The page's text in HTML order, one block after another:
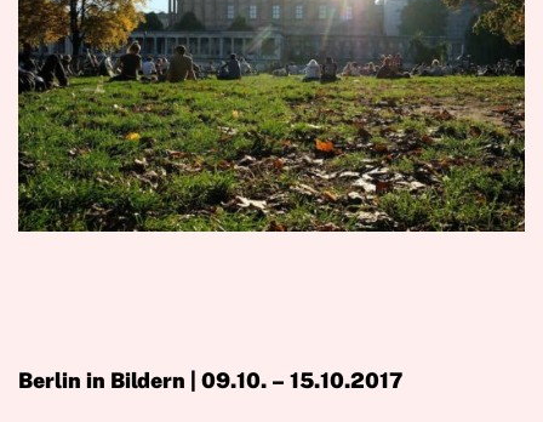
Berlin in Bildern | 09.10. – 15.10.2017